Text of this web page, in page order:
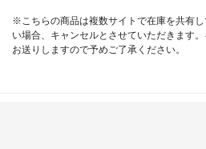
※こちらの商品は複数サイトで在庫を共有
い場合、キャンセルとさせていただきます
お送りしますので予めご了承ください。